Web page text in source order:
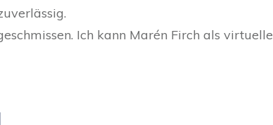
Ich kann Marén Firch als virtuelle